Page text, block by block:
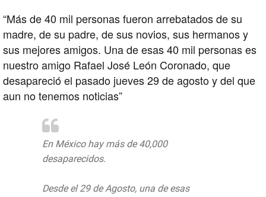
“Más de 40 mil personas fueron arrebatados de su
madre, de su padre, de sus novios, sus hermanos y
sus mejores amigos. Una de esas 40 mil personas es
nuestro amigo Rafael José León Coronado, que
desapareció el pasado jueves 29 de agosto y del que
aun no tenemos noticias”
En México hay más de 40,000
desaparecidos.
Desde el 29 de Agosto, una de esas